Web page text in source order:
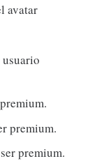
avatar
premium.
premium.